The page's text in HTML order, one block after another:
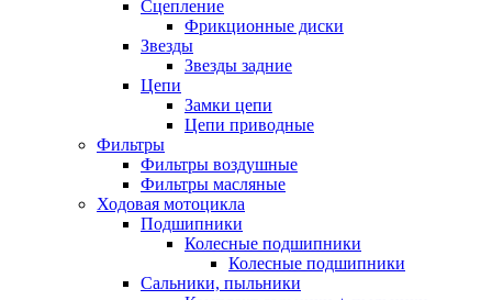
Cцепление
Фрикционные диски
Звезды
Звезды задние
Цепи
Замки цепи
Цепи приводные
Фильтры
Фильтры воздушные
Фильтры масляные
Ходовая мотоцикла
Подшипники
Колесные подшипники
Колесные подшипники
Сальники, пыльники